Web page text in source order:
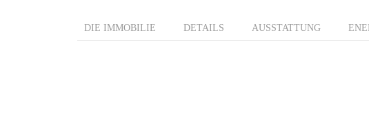
DIE IMMOBILIE DETAILS AUSSTATTUNG